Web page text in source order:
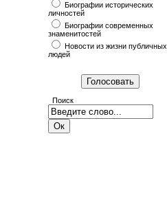
Биографии исторических
личностей
Биографии современных
знаменитостей
Новости из жизни публичных
людей
Поиск